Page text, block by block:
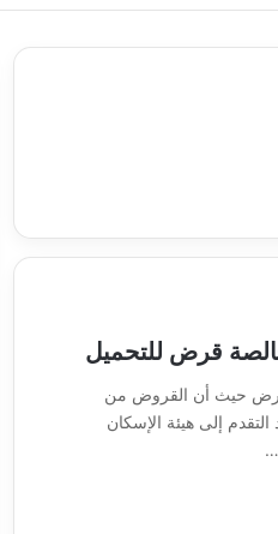
قرض حيث أن القروض من
إلى هيئة الإسكان